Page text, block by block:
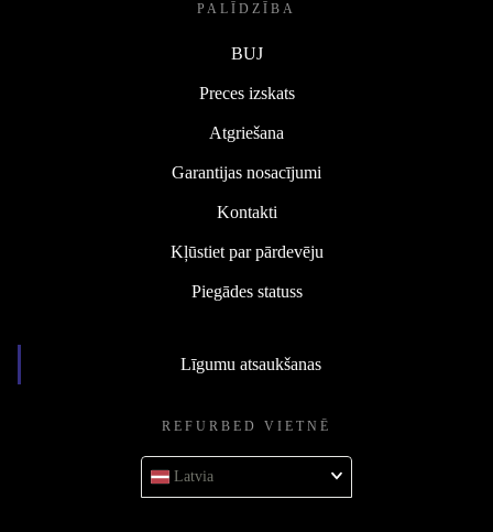
PALĪDZĪBA
BUJ
Preces izskats
Atgriešana
Garantijas nosacījumi
Kontakti
Kļūstiet par pārdevēju
Piegādes statuss
Līgumu atsaukšanas
REFURBED VIETNĒ
Latvia